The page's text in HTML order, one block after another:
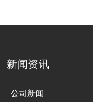
公司新闻
新闻资讯